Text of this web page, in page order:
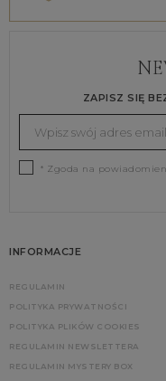
ZAPISZ SIĘ
* Zgoda na
INFORMACJE
REGULAMIN
POLITYKA PRYWATNOŚCI
POLITYKA PLIKÓW COOKIES
REGULAMIN NEWSLETTERA
REGULAMIN MYSTERY BOX